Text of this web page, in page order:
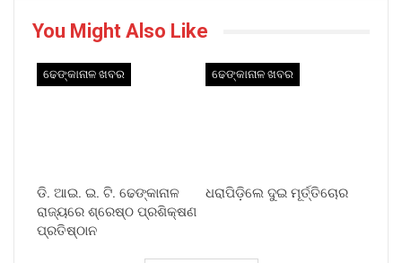
You Might Also Like
ଢେଙ୍କାନାଳ ଖବର
ଡି. ଆଇ. ଇ. ଟି. ଢେଙ୍କାନାଳ
ରାଜ୍ୟରେ ଶ୍ରେଷ୍ଠ ପ୍ରଶିକ୍ଷଣ
ପ୍ରତିଷ୍ଠାନ
ଢେଙ୍କାନାଳ ଖବର
ଧରାପିଡ଼ିଲେ ଦୁଇ ମୂର୍ତ୍ତିଚୋର